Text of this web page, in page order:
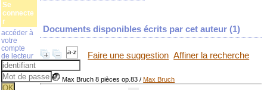
Documents disponibles écrits par cet auteur (1)
Faire une suggestion Affiner la recherche
Max Bruch 8 pièces op.83 /Max Bruch
Se
connecte
r
accéder à
votre
compte
de lecteur